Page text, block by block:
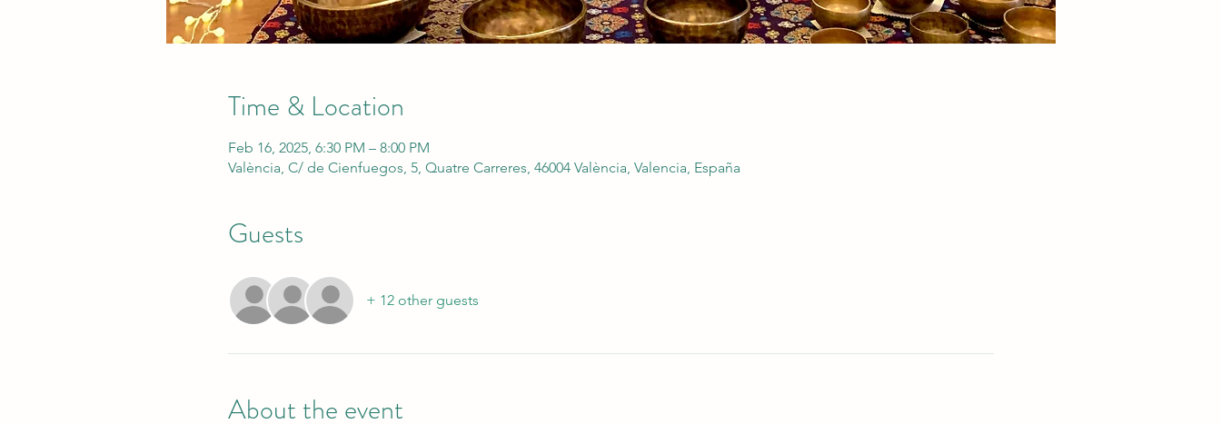
Time & Location
Feb 16, 2025, 6:30 PM – 8:00 PM
València, C/ de Cienfuegos, 5, Quatre Carreres, 46004 València, Valencia, España
Guests
+ 12 other guests
About the event